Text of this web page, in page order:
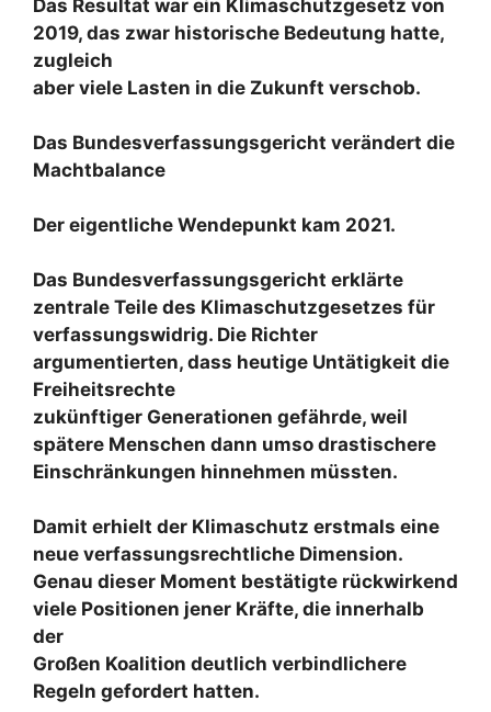
Das Resultat war ein Klimaschutzgesetz von
2019, das zwar historische Bedeutung hatte,
zugleich
aber viele Lasten in die Zukunft verschob.
Das Bundesverfassungsgericht verändert die
Machtbalance
Der eigentliche Wendepunkt kam 2021.
Das Bundesverfassungsgericht erklärte
zentrale Teile des Klimaschutzgesetzes für
verfassungswidrig. Die Richter
argumentierten, dass heutige Untätigkeit die
Freiheitsrechte
zukünftiger Generationen gefährde, weil
spätere Menschen dann umso drastischere
Einschränkungen hinnehmen müssten.
Damit erhielt der Klimaschutz erstmals eine
neue verfassungsrechtliche Dimension.
Genau dieser Moment bestätigte rückwirkend
viele Positionen jener Kräfte, die innerhalb
der
Großen Koalition deutlich verbindlichere
Regeln gefordert hatten.